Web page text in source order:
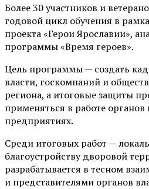
Более 30 участников и
годовой цикл обучения в
проекта «Герои Ярославии»,
программы «Время героев».
Цель программы — создать
власти, госкомпаний и
региона, а итоговые защиты
применяться в работе органов
предприятиях.
Среди итоговых работ —
благоустройству дворовой
разрабатывается в тесном
и представителями органов